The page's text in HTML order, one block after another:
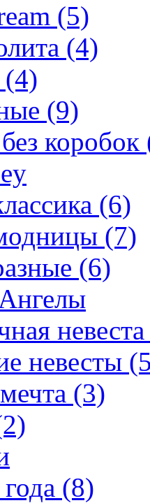
(5)
(4)
(9)
коробок
(6)
(7)
(6)
невесты
(3)
(8)